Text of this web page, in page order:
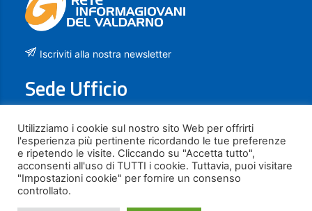
Iscriviti alla nostra newsletter
Sede Ufficio
Piazza La Vergine, 21
50054 FUCECCHIO (FI)
Contatti
Utilizziamo i cookie sul nostro sito Web per offrirti
l'esperienza più pertinente ricordando le tue preferenze
e ripetendo le visite. Cliccando su "Accetta tutto",
acconsenti all'uso di TUTTI i cookie. Tuttavia, puoi visitare
"Impostazioni cookie" per fornire un consenso
controllato.